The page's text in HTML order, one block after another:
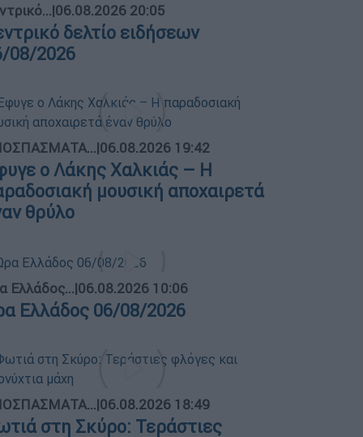
|06.08.2026 20:05
δελτίο ειδήσεων
08/2026
|06.08.2026 19:42
ο Λάκης Χαλκιάς – Η
μουσική αποχαιρετά
θρύλο
Ελλάδος...|06.08.2026 10:06
Ελλάδος 06/08/2026
|06.08.2026 18:49
στη Σκύρο: Τεράστιες